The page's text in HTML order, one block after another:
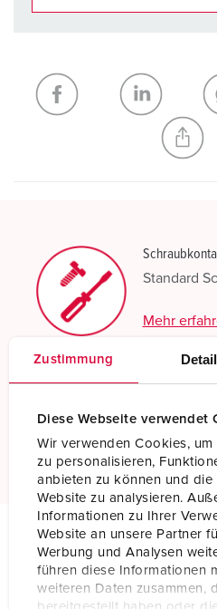
Zustimmung
Diese Webseite verwendet
Wir verwenden Cookies,
zu personalisieren,
anbieten zu können und die
Website zu analysieren.
Informationen zu Ihrer
Website an unsere Partner
Werbung und Analysen
führen diese Informationen
weiteren Daten zusammen,
Meine Liste (0)
NEUE LISTE
Standard
Mehr
Mehr
Technische Daten
Wandsteckdose 1137A